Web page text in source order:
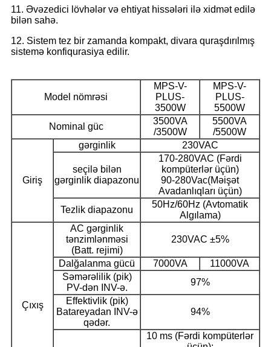
11. Əvəzedici lövhələr və ehtiyat hissələri ilə xidmət edilə
bilən sahə.
12. Sistem tez bir zamanda kompakt, divara quraşdırılmış
sistemə konfiqurasiya edilir.
Model nömrəsi
MPS-V-
PLUS-
3500W
MPS-V-
PLUS-
5500W
Nominal güc
3500VA
/3500W
5500VA
/5500W
Giriş
gərginlik 230VAC
seçilə bilən
gərginlik diapazonu
170-280VAC (Fərdi
kompüterlər üçün)
90-280Vac(Məişət
Avadanlıqları üçün)
Tezlik diapazonu
50Hz/60Hz (Avtomatik
Algılama)
Çıxış
AC gərginlik
tənzimlənməsi
(Batt. rejimi)
230VAC ±5%
Dalğalanma gücü 7000VA
11000VA
Səmərəlilik (pik)
PV-dən INV-ə.
97%
Effektivlik (pik)
Batareyadan INV-ə
qədər.
94%
10 ms (Fərdi kompüterlər